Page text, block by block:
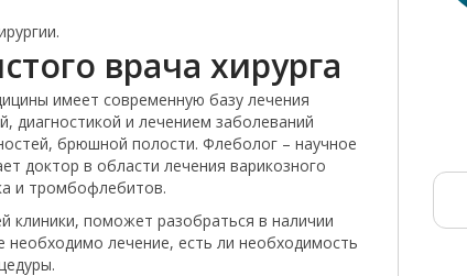
врача хирурга
имеет современную базу лечения
диагностикой и лечением заболеваний
брюшной полости. Флеболог – научное
доктор в области лечения варикозного
и тромбофлебитов.
клиники, поможет разобраться в наличии
лечение, есть ли необходимость
Алексей
Сергеевич
руководителя
центра на
Калинина
Записаться
Овчаренко Михаил
Юрьевич
Врач - хирург